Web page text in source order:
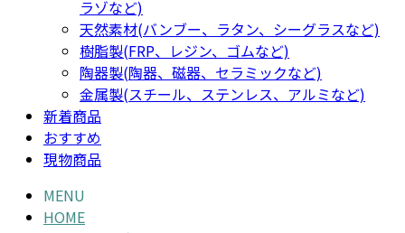
ラゾなど)
天然素材(バンブー、ラタン、シーグラスなど)
樹脂製(FRP、レジン、ゴムなど)
陶器製(陶器、磁器、セラミックなど)
金属製(スチール、ステンレス、アルミなど)
新着商品
おすすめ
現物商品
MENU
HOME